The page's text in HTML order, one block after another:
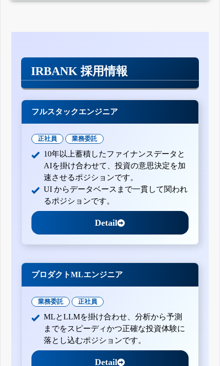
IRBANK 採用情報
フルスタックエンジニア
正社員 業務委託
10年以上蓄積したファイナンスデータと
AIを掛け合わせて、投資の意思決定を加
速させるポジションです。
UI からデータベースまで一貫して関われ
るポジションです。
Detail
プロダクトMLエンジニア
業務委託 正社員
MLとLLMを掛け合わせ、分析から予測
までをスピーディかつ正確な投資体験に
落とし込むポジションです。
Detail